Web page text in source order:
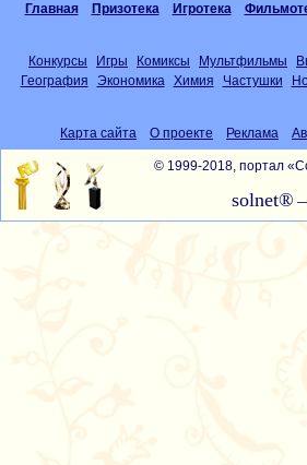
Главная Призотека Игротека
Конкурсы Игры Комиксы Мультфильмы
География
Экономика Химия Частушки
Карта сайта О проекте Реклама
© 1999-2018, портал
solnet® —